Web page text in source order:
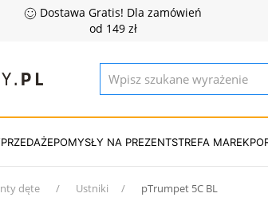
Dostawa Gratis! Dla zamówień
od 149 zł
POMYSŁY NA PREZENTSTREFA MAREK
dęte Ustniki pTrumpet 5C BL